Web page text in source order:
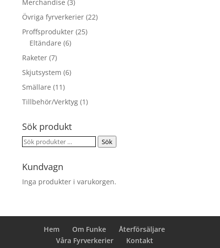
Merchandise (3)
Övriga fyrverkerier (22)
Proffsprodukter (25)
Eltändare (6)
Raketer (7)
Skjutsystem (6)
Smällare (11)
Tillbehör/Verktyg (1)
Sök produkt
Sök
Sök
Kundvagn
Inga produkter i varukorgen.
Hem Om Funke
Återförsäljare
Våra Fyrverkerier
Kontakt